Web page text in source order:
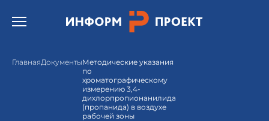
Открыть бургер меню.
ГлавнаяДокументыМетодические указания
по
хроматографическому
измерению 3,4-
дихлорпропионанилида
(пропанида) в воздухе
рабочей зоны